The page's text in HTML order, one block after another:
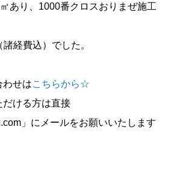
あり、1000番クロスおりまぜ施工
経費込）でした。
わせはこちらから☆
だける方は直接
」にメールをお願いいたします